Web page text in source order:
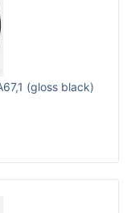
(gloss black)